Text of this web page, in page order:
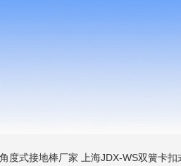
度式接地棒厂家 上海JDX-WS双簧卡